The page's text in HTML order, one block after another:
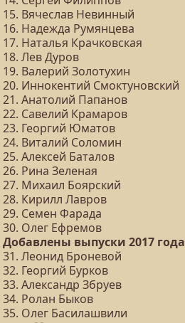
15. Вячеслав Невинный
16. Надежда Румянцева
17. Наталья Крачковская
18. Лев Дуров
19. Валерий Золотухин
20. Иннокентий Смоктуновский
21. Анатолий Папанов
22. Савелий Крамаров
23. Георгий Юматов
24. Виталий Соломин
25. Алексей Баталов
26. Рина Зеленая
27. Михаил Боярский
28. Кирилл Лавров
29. Семен Фарада
30. Олег Ефремов
Добавлены выпуски 2017
31. Леонид Броневой
32. Георгий Бурков
33. Александр Збруев
34. Ролан Быков
35. Олег Басилашвили